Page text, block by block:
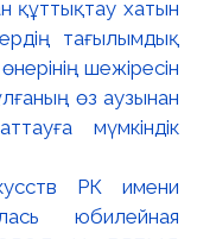
құттықтау хатын
тағылымдық
шежіресін
өз аузынан
мүмкіндік